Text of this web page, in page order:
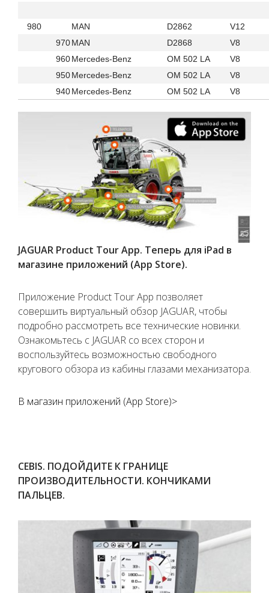
980 MAN D2862
970MAN D2868
V8
960Mercedes-Benz OM 502 LA
V8
950Mercedes-Benz OM 502 LA
V8
940Mercedes-Benz OM 502 LA V8
JAGUAR Product Tour App. Теперь для iPad в
магазине приложений (App Store).
Приложение Product Tour App позволяет
совершить виртуальный обзор JAGUAR, чтобы
подробно рассмотреть все технические новинки.
Ознакомьтесь с JAGUAR со всех сторон и
воспользуйтесь возможностью свободного
кругового обзора из кабины глазами механизатора.
В магазин приложений (App Store)>
CEBIS. ПОДОЙДИТЕ К ГРАНИЦЕ
ПРОИЗВОДИТЕЛЬНОСТИ. КОНЧИКАМИ
ПАЛЬЦЕВ.